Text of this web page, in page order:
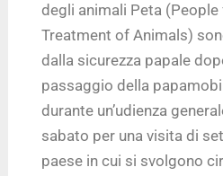
degli animali Peta (People
Treatment of Animals)
dalla sicurezza papale
passaggio della
durante un’udienza
sabato per una visita di
paese in cui si svolgono